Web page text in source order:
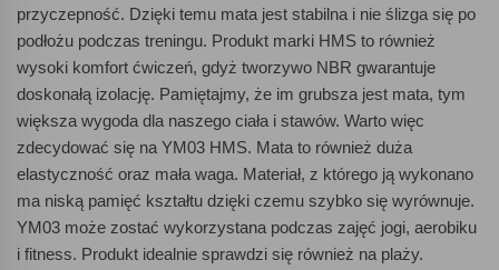
przyczepność. Dzięki temu mata jest stabilna i nie ślizga się po
podłożu podczas treningu. Produkt marki HMS to również
wysoki komfort ćwiczeń, gdyż tworzywo NBR gwarantuje
doskonałą izolację. Pamiętajmy, że im grubsza jest mata, tym
większa wygoda dla naszego ciała i stawów. Warto więc
zdecydować się na YM03 HMS. Mata to również duża
elastyczność oraz mała waga. Materiał, z którego ją wykonano
ma niską pamięć kształtu dzięki czemu szybko się wyrównuje.
YM03 może zostać wykorzystana podczas zajęć jogi, aerobiku
i fitness. Produkt idealnie sprawdzi się również na plaży.